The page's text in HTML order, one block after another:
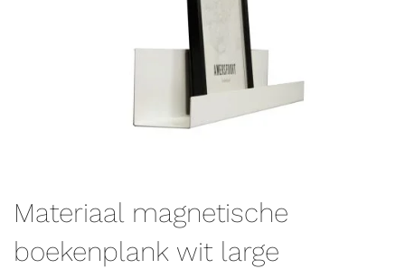
Materiaal magnetische
boekenplank wit large